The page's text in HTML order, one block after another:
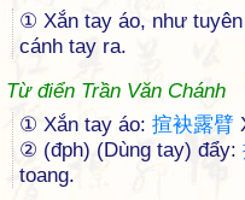
① Xắn tay áo, như
cánh tay ra.
Từ điển Trần Văn Chánh
① Xắn tay áo: 揎袂露臂
② (đph) (Dùng tay) đẩy:
toang.